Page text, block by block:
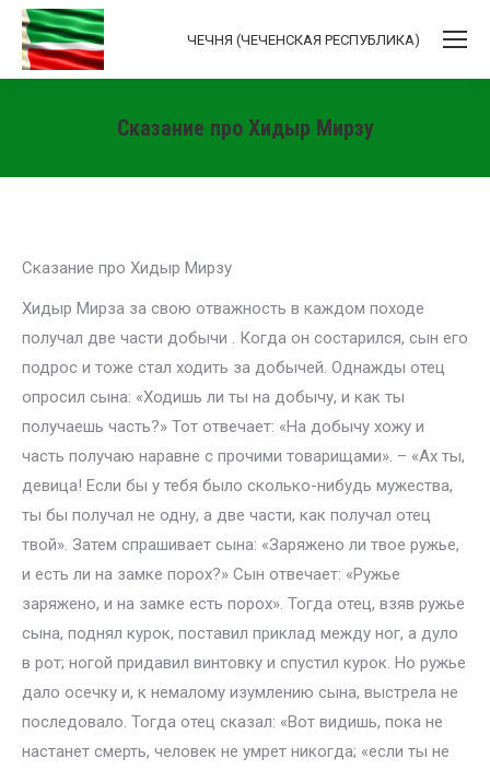
ЧЕЧНЯ (ЧЕЧЕНСКАЯ РЕСПУБЛИКА)
Сказание про Хидыр Мирзу
Сказание про Хидыр Мирзу
Хидыр Мирза за свою отважность в каждом походе
получал две части добычи . Когда он состарился, сын его
подрос и тоже стал ходить за добычей. Однажды отец
опросил сына: «Ходишь ли ты на добычу, и как ты
получаешь часть?» Тот отвечает: «На добычу хожу и
часть получаю наравне с прочими товарищами». – «Ах ты,
девица! Если бы у тебя было сколько-нибудь мужества,
ты бы получал не одну, а две части, как получал отец
твой». Затем спрашивает сына: «Заряжено ли твое ружье,
и есть ли на замке порох?» Сын отвечает: «Ружье
заряжено, и на замке есть порох». Тогда отец, взяв ружье
сына, поднял курок, поставил приклад между ног, а дуло
в рот; ногой придавил винтовку и спустил курок. Но ружье
дало осечку и, к немалому изумлению сына, выстрела не
последовало. Тогда отец сказал: «Вот видишь, пока не
настанет смерть, человек не умрет никогда; «если ты не